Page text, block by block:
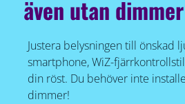
även utan dimmer
Justera belysningen till önskad
smartphone, WiZ-
din röst. Du behöver inte
dimmer!